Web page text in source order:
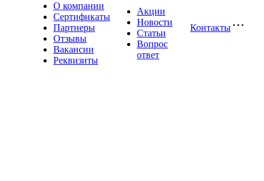
О компании
Сертификаты
Партнеры
Отзывы
Вакансии
Реквизиты
Акции
Новости
Статьи
Вопрос
ответ
Контакты